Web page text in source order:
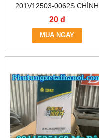
201V12503-0062S CHÍNH
HÃNG – GIAO NHANH HN &
20 đ
MUA NGAY